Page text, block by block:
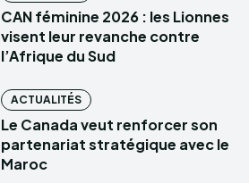
CAN féminine 2026 : les Lionnes
visent leur revanche contre
l’Afrique du Sud
ACTUALITÉS
Le Canada veut renforcer son
partenariat stratégique avec le
Maroc